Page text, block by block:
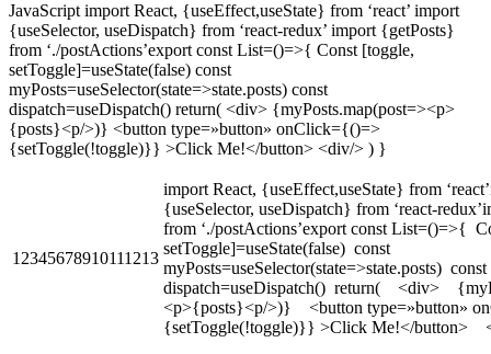
JavaScript import React, {useEffect,useState} from ‘react’ import
{useSelector, useDispatch} from ‘react-redux’ import {getPosts}
from ‘./postActions’export const List=()=>{ Const [toggle,
setToggle]=useState(false) const
myPosts=useSelector(state=>state.posts) const
dispatch=useDispatch() return( <div> {myPosts.map(post=><p>
{posts}<p/>)} <button type=»button» onClick={()=>
{setToggle(!toggle)}} >Click Me!</button> <div/> ) }
12345678910111213
import React, {useEffect,useState} from
{useSelector, useDispatch} from ‘react-
from ‘./postActions’export const List=()=>{
setToggle]=useState(false) const
myPosts=useSelector(state=>state.posts) const
dispatch=useDispatch() return( <div>
<p>{posts}<p/>)} <button type=»button»
{setToggle(!toggle)}} >Click Me!</button>